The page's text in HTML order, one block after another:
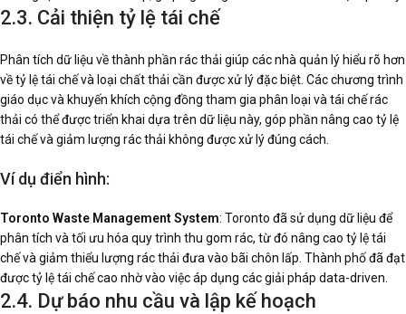
2.3. Cải thiện tỷ lệ tái chế
Phân tích dữ liệu về thành phần rác thải giúp các nhà quản lý hiểu rõ hơn
về tỷ lệ tái chế và loại chất thải cần được xử lý đặc biệt. Các chương trình
giáo dục và khuyến khích cộng đồng tham gia phân loại và tái chế rác
thải có thể được triển khai dựa trên dữ liệu này, góp phần nâng cao tỷ lệ
tái chế và giảm lượng rác thải không được xử lý đúng cách.
Ví dụ điển hình:
Toronto Waste Management System: Toronto đã sử dụng dữ liệu để
phân tích và tối ưu hóa quy trình thu gom rác, từ đó nâng cao tỷ lệ tái
chế và giảm thiểu lượng rác thải đưa vào bãi chôn lấp. Thành phố đã đạt
được tỷ lệ tái chế cao nhờ vào việc áp dụng các giải pháp data-driven.
2.4. Dự báo nhu cầu và lập kế hoạch